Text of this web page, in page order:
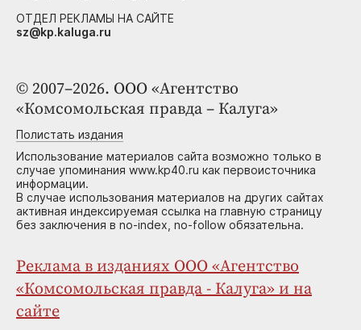
© 2007–2026. ООО «Агентство
«Комсомольская правда – Калуга»
Полистать издания
Использование материалов сайта возможно только в
случае упоминания www.kp40.ru как первоисточника
информации.
В случае использования материалов на других сайтах
активная индексируемая ссылка на главную страницу
без заключения в no-index, no-follow обязательна.
Реклама в изданиях ООО «Агентство
«Комсомольская правда - Калуга» и на
сайте
ОТДЕЛ РЕКЛАМЫ НА САЙТЕ
sz@kp.kaluga.ru